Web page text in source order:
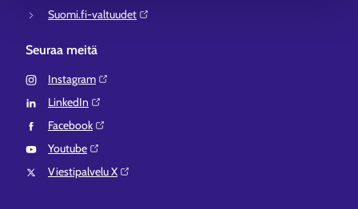
Suomi.fi-valtuudet⁠
Seuraa meitä
Instagram⁠
LinkedIn⁠
Facebook⁠
Youtube⁠
Viestipalvelu X⁠